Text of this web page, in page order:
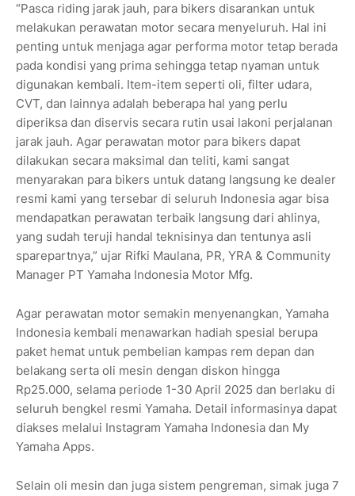
“Pasca riding jarak jauh, para bikers disarankan untuk
melakukan perawatan motor secara menyeluruh. Hal ini
penting untuk menjaga agar performa motor tetap berada
pada kondisi yang prima sehingga tetap nyaman untuk
digunakan kembali. Item-item seperti oli, filter udara,
CVT, dan lainnya adalah beberapa hal yang perlu
diperiksa dan diservis secara rutin usai lakoni perjalanan
jarak jauh. Agar perawatan motor para bikers dapat
dilakukan secara maksimal dan teliti, kami sangat
menyarakan para bikers untuk datang langsung ke dealer
resmi kami yang tersebar di seluruh Indonesia agar bisa
mendapatkan perawatan terbaik langsung dari ahlinya,
yang sudah teruji handal teknisinya dan tentunya asli
sparepartnya,” ujar Rifki Maulana, PR, YRA & Community
Manager PT Yamaha Indonesia Motor Mfg.
Agar perawatan motor semakin menyenangkan, Yamaha
Indonesia kembali menawarkan hadiah spesial berupa
paket hemat untuk pembelian kampas rem depan dan
belakang serta oli mesin dengan diskon hingga
Rp25.000, selama periode 1-30 April 2025 dan berlaku di
seluruh bengkel resmi Yamaha. Detail informasinya dapat
diakses melalui Instagram Yamaha Indonesia dan My
Yamaha Apps.
Selain oli mesin dan juga sistem pengreman, simak juga 7